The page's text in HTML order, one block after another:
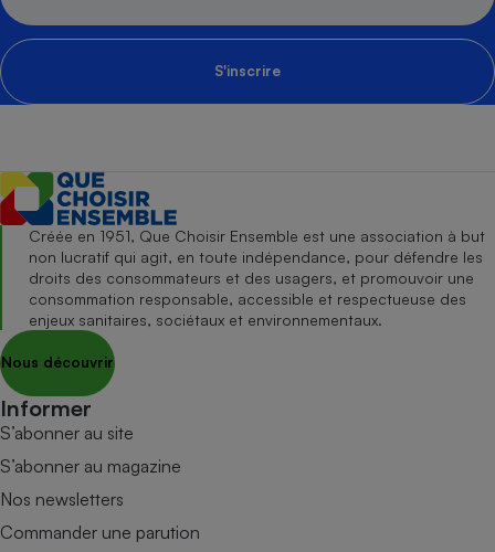
S'inscrire
Créée en 1951, Que Choisir Ensemble est une association à but
non lucratif qui agit, en toute indépendance, pour défendre les
droits des consommateurs et des usagers, et promouvoir une
consommation responsable, accessible et respectueuse des
enjeux sanitaires, sociétaux et environnementaux.
Nous découvrir
Informer
S’abonner au site
S’abonner au magazine
Nos newsletters
Commander une parution